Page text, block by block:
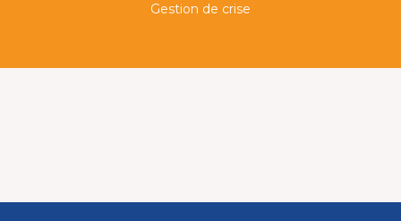
Gestion de crise